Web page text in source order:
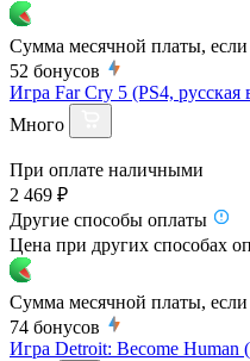
Сумма месячной платы, если
52 бонусов
Игра Far Cry 5 (PS4, русская
Много
При оплате наличными
2 469 ₽
Другие способы оплаты
Цена при других способах
Сумма месячной платы, если
74 бонусов
Игра Detroit: Become Human